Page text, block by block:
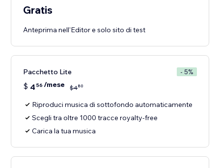
Gratis
Anteprima nell'Editor e solo sito di test
Pacchetto Lite - 5%
$ 4 56 /mese $480
Riproduci musica di sottofondo automaticamente
Scegli tra oltre 1000 tracce royalty-free
Carica la tua musica